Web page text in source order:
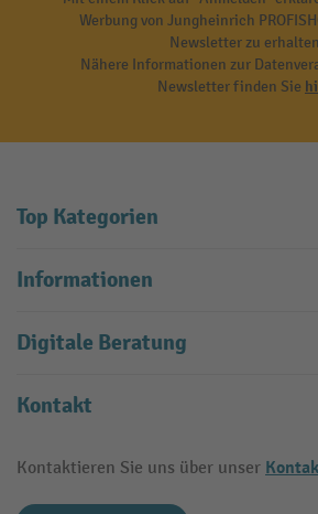
Werbung von Jungheinrich
Newsletter zu
Nähere Informationen zur
Newsletter finden Sie
Top Kategorien
Informationen
Digitale Beratung
Kontakt
Kontaktieren Sie uns über unser